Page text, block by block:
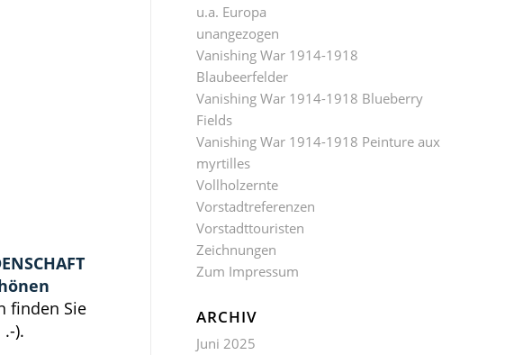
finden Sie
).
u.a. Europa
unangezogen
Vanishing War 1914-1918
Blaubeerfelder
Vanishing War 1914-1918 Blueberry
Fields
Vanishing War 1914-1918 Peinture aux
myrtilles
Vollholzernte
Vorstadtreferenzen
Vorstadttouristen
Zeichnungen
Zum Impressum
ARCHIV
Juni 2025